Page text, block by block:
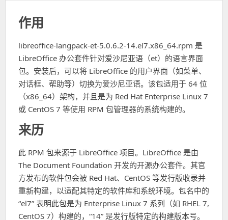
作用
libreoffice-langpack-et-5.0.6.2-14.el7.x86_64.rpm 是
LibreOffice 办公套件针对爱沙尼亚语（et）的语言界面
包。安装后，可以将 LibreOffice 的用户界面（如菜单、
对话框、帮助等）切换为爱沙尼亚语。该包适用于 64 位
（x86_64）架构，并且是为 Red Hat Enterprise Linux 7
或 CentOS 7 等使用 RPM 包管理器的系统构建的。
来历
此 RPM 包来源于 LibreOffice 项目。LibreOffice 是由
The Document Foundation 开发的开源办公套件。其官
方发布的软件包会被 Red Hat、CentOS 等发行版收录并
重新构建，以适配其特定的软件库和系统环境。包名中的
“el7” 表明此包是为 Enterprise Linux 7 系列（如 RHEL 7,
CentOS 7）构建的，“14” 是发行版特定的构建版本号。